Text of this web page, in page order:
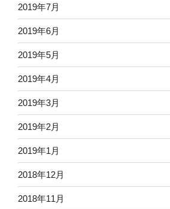
2019年7月
2019年6月
2019年5月
2019年4月
2019年3月
2019年2月
2019年1月
2018年12月
2018年11月